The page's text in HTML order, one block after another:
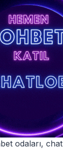
odaları, chat